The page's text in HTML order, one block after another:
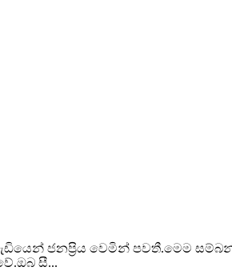
ජනප්‍රිය වෙමින් පවතී.මෙම
සී...